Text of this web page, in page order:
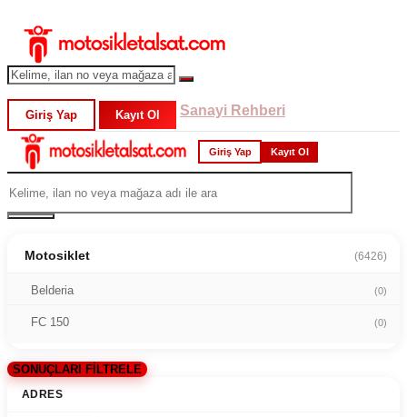
Giriş Yap Kayıt Ol Sanayi Rehberi
Giriş Yap Kayıt Ol
Motosiklet (6426)
Belderia (0)
FC 150 (0)
SONUÇLARI FİLTRELE
ADRES